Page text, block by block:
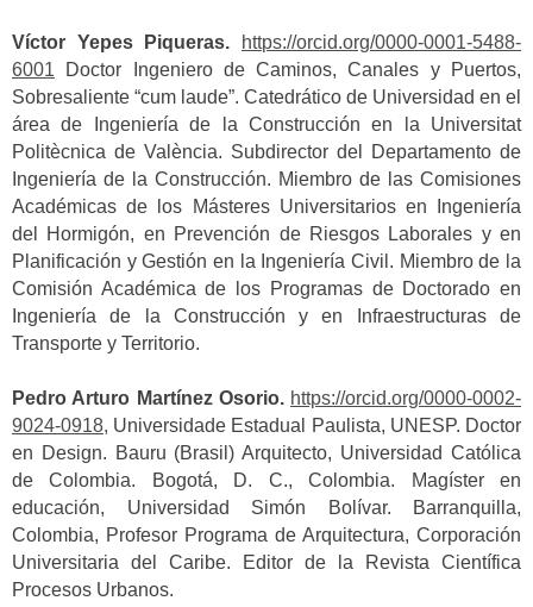
Víctor Yepes Piqueras.
https://orcid.org/0000-0001-5488-
6001 Doctor Ingeniero de Caminos, Canales y Puertos,
Sobresaliente “cum laude”. Catedrático de Universidad en el
área de Ingeniería de la Construcción en la Universitat
Politècnica de València. Subdirector del Departamento de
Ingeniería de la Construcción. Miembro de las Comisiones
Académicas de los Másteres Universitarios en Ingeniería
del Hormigón, en Prevención de Riesgos Laborales y en
Planificación y Gestión en la Ingeniería Civil. Miembro de la
Comisión Académica de los Programas de Doctorado en
Ingeniería de la Construcción y en Infraestructuras de
Transporte y Territorio.
Pedro Arturo Martínez Osorio. https://orcid.org/0000-0002-
9024-0918, Universidade Estadual Paulista, UNESP. Doctor
en Design. Bauru (Brasil) Arquitecto, Universidad Católica
de Colombia. Bogotá, D. C., Colombia. Magíster en
educación, Universidad Simón Bolívar. Barranquilla,
Colombia, Profesor Programa de Arquitectura, Corporación
Universitaria del Caribe. Editor de la Revista Científica
Procesos Urbanos.